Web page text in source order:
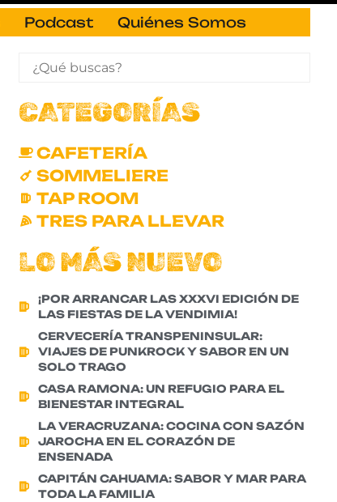
Podcast Quiénes Somos
CATEGORÍAS
CAFETERÍA
SOMMELIERE
TAP ROOM
TRES PARA LLEVAR
LO MÁS NUEVO
¡POR ARRANCAR LAS XXXVI EDICIÓN DE
LAS FIESTAS DE LA VENDIMIA!
CERVECERÍA TRANSPENINSULAR:
VIAJES DE PUNKROCK Y SABOR EN UN
SOLO TRAGO
CASA RAMONA: UN REFUGIO PARA EL
BIENESTAR INTEGRAL
LA VERACRUZANA: COCINA CON SAZÓN
JAROCHA EN EL CORAZÓN DE
ENSENADA
CAPITÁN CAHUAMA: SABOR Y MAR PARA
TODA LA FAMILIA